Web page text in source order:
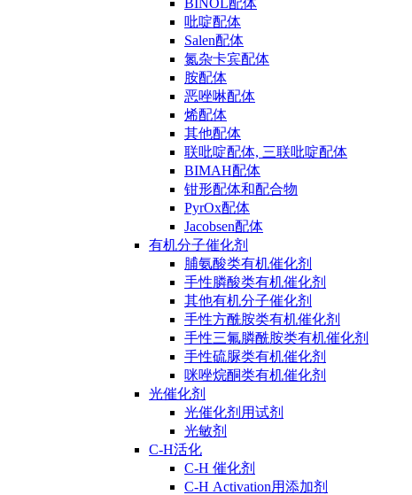
BINOL配体
吡啶配体
Salen配体
氮杂卡宾配体
胺配体
恶唑啉配体
烯配体
其他配体
联吡啶配体, 三联吡啶配体
BIMAH配体
钳形配体和配合物
PyrOx配体
Jacobsen配体
有机分子催化剂
脯氨酸类有机催化剂
手性膦酸类有机催化剂
其他有机分子催化剂
手性方酰胺类有机催化剂
手性三氟膦酰胺类有机催化剂
手性硫脲类有机催化剂
咪唑烷酮类有机催化剂
光催化剂
光催化剂用试剂
光敏剂
C-H活化
C-H 催化剂
C-H Activation用添加剂